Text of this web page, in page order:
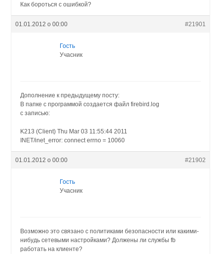
Как бороться с ошибкой?
01.01.2012 о 00:00 #21901
Гость
Учасник
Дополнение к предыдущему посту:
В папке с программой создается файл firebird.log
с записью:
K213 (Client) Thu Mar 03 11:55:44 2011
INET/inet_error: connect errno = 10060
01.01.2012 о 00:00 #21902
Гость
Учасник
Возможно это связано с политиками безопасности или какими-
нибудь сетевыми настройками? Должены ли службы fb
работать на клиенте?